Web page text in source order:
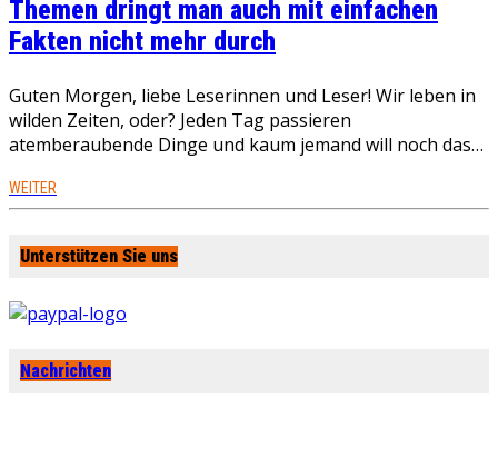
Themen dringt man auch mit einfachen
Fakten nicht mehr durch
Guten Morgen, liebe Leserinnen und Leser! Wir leben in
wilden Zeiten, oder? Jeden Tag passieren
atemberaubende Dinge und kaum jemand will noch das…
WEITER
Unterstützen Sie uns
Nachrichten